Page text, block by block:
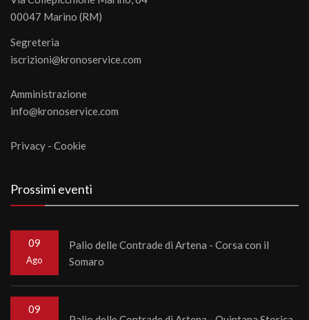
00047 Marino (RM)
Segreteria
iscrizioni@kronoservice.com
Amministrazione
info@kronoservice.com
Privacy - Cookie
Prossimi eventi
09
Ago
Palio delle Contrade di Artena - Corsa con il
Somaro
09